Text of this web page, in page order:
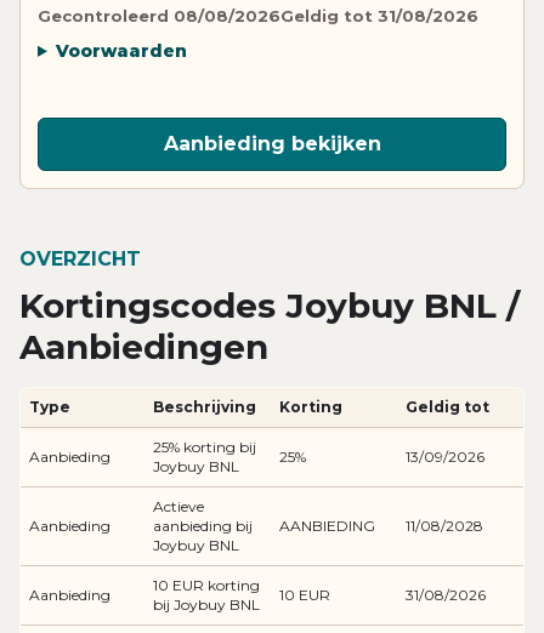
Gecontroleerd 08/08/2026Geldig tot 31/08/2026
Voorwaarden
Aanbieding bekijken
OVERZICHT
Kortingscodes Joybuy BNL /
Aanbiedingen
Type Beschrijving Korting Geldig tot
Aanbieding
25% korting bij
Joybuy BNL
25% 13/09/2026
Aanbieding
Actieve
aanbieding bij
Joybuy BNL
AANBIEDING 11/08/2028
Aanbieding
10 EUR korting
bij Joybuy BNL
10 EUR 31/08/2026